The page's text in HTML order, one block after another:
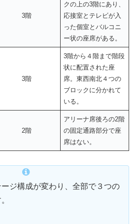
3階
クの上の3階にあり、
応接室とテレビが入
った個室とバルコニ
ー状の座席がある。
3階
3階から４階まで階段
状に配置された座
席。東西南北４つの
ブロックに分かれて
いる。
2階
アリーナ席後ろの2階
の固定通路部分で座
席はない。
ジ構成が変わり、全部で３つの